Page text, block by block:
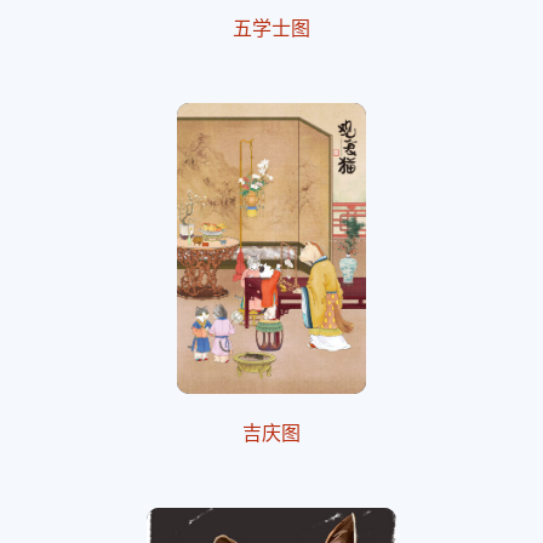
五学士图
吉庆图